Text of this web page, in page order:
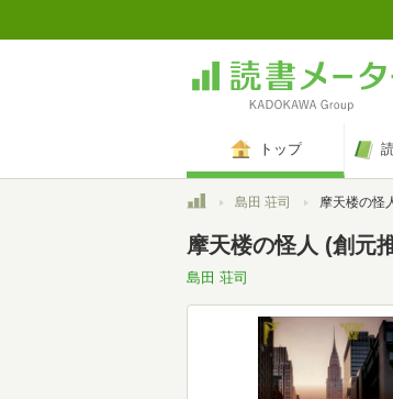
トップ
トップ島田 荘司 摩天楼の怪人 (創
摩天楼の怪人 (創元
島田 荘司